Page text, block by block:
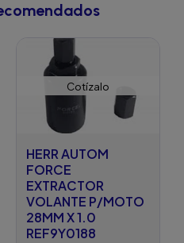
Cotízalo
HERR AUTOM
FORCE
EXTRACTOR
VOLANTE P/MOTO
28MM X 1.0
REF9Y0188